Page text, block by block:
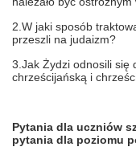
2.W jaki sposób
przeszli na judaizm?
3.Jak Żydzi odnosili się
chrześcijańską i
Pytania dla uczniów
pytania dla poziomu